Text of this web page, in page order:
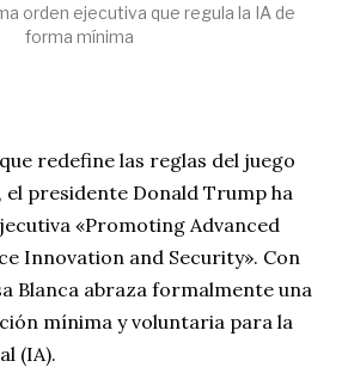
orden ejecutiva que regula la IA de
forma mínima
redefine las reglas del juego
presidente Donald Trump ha
«Promoting Advanced
Innovation and Security». Con
Blanca abraza formalmente una
mínima y voluntaria para la
(IA).